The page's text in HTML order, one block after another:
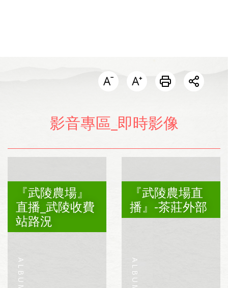
開啟
影音專區_即時影像
『武陵農場』
直播_武陵收費
站路況
『武陵農場直
播』-茶莊外部